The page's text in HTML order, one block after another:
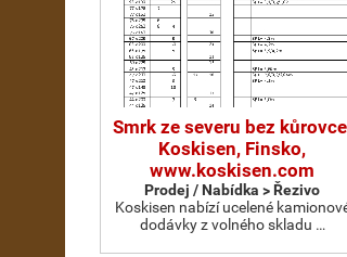
Smrk ze severu bez
Koskisen, Finsko,
www.koskisen.com
Prodej / Nabídka > Řezivo
Koskisen nabízí ucelené
dodávky z volného skladu …